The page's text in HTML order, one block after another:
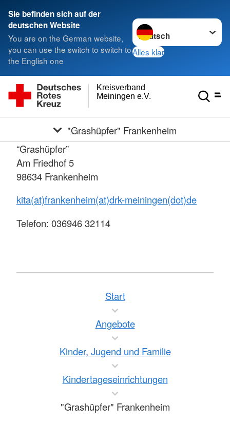
Sie befinden sich auf der
deutschen Website
You are on the German website,
you can use the switch to switch to
the English one
Sprache wechseln zu
Alles klar
Meiningen e.V.
Kreisverband
"Grashüpfer" Frankenheim
“Grashüpfer”
Am Friedhof 5
98634 Frankenheim
kita(at)frankenheim(at)drk-meiningen(dot)de
Telefon: 036946 32114
Start
Angebote
Kinder, Jugend und Familie
Kindertageseinrichtungen
"Grashüpfer" Frankenheim